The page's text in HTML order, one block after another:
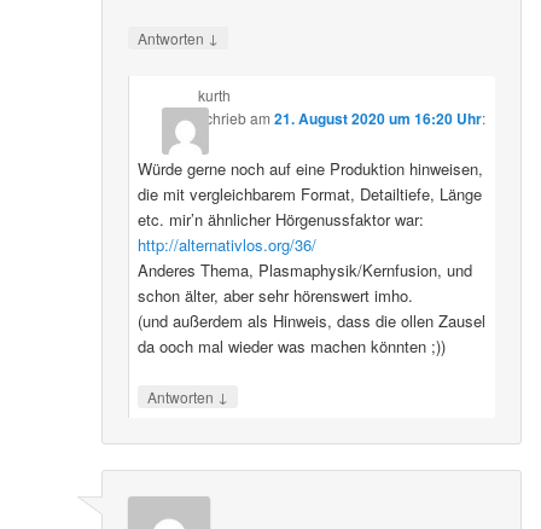
Antworten ↓
kurth
schriebam 21. August 2020 um 16:20 Uhr:
Würde gerne noch auf eine Produktion hinweisen,
die mit vergleichbarem Format, Detailtiefe, Länge
etc. mir’n ähnlicher Hörgenussfaktor war:
http://alternativlos.org/36/
Anderes Thema, Plasmaphysik/Kernfusion, und
schon älter, aber sehr hörenswert imho.
(und außerdem als Hinweis, dass die ollen Zausel
da ooch mal wieder was machen könnten ;))
Antworten ↓